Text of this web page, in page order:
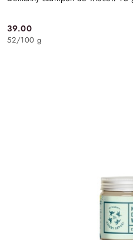
Cena:
39.00
52/100 g